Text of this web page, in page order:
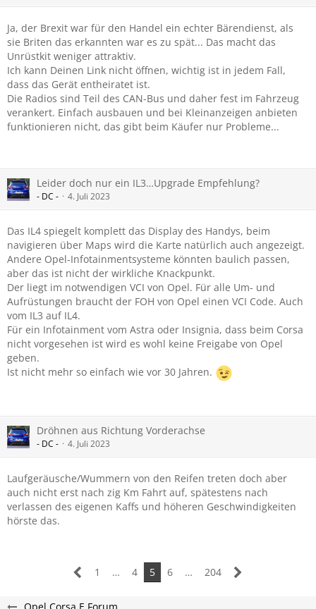
Ja, der Brexit war für den Handel ein echter Bärendienst, als
sie Briten das erkannten war es zu spät... Das macht das
Unrüstkit weniger attraktiv.
Ich kann Deinen Link nicht öffnen, wichtig ist in jedem Fall,
dass das Gerät entheiratet ist.
Die Radios sind Teil des CAN-Bus und daher fest im Fahrzeug
verankert. Einfach ausbauen und bei Kleinanzeigen anbieten
funktionieren nicht, das gibt beim Käufer nur Probleme...
Leider doch nur ein IL3…Upgrade Empfehlung?
- DC - 4. Juli 2023
Das IL4 spiegelt komplett das Display des Handys, beim
navigieren über Maps wird die Karte natürlich auch angezeigt.
Andere Opel-Infotainmentsysteme könnten baulich passen,
aber das ist nicht der wirkliche Knackpunkt.
Der liegt im notwendigen VCI von Opel. Für alle Um- und
Aufrüstungen braucht der FOH von Opel einen VCI Code. Auch
vom IL3 auf IL4.
Für ein Infotainment vom Astra oder Insignia, dass beim Corsa
nicht vorgesehen ist wird es wohl keine Freigabe von Opel
geben.
Ist nicht mehr so einfach wie vor 30 Jahren.
Dröhnen aus Richtung Vorderachse
- DC - 4. Juli 2023
Laufgeräusche/Wummern von den Reifen treten doch aber
auch nicht erst nach zig Km Fahrt auf, spätestens nach
verlassen des eigenen Kaffs und höheren Geschwindigkeiten
hörste das.
1 … 4 5 6 … 204